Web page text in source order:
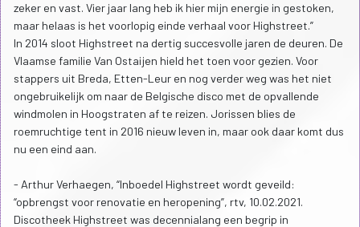
zeker en vast. Vier jaar lang heb ik hier mijn energie in gestoken,
maar helaas is het voorlopig einde verhaal voor Highstreet.”
In 2014 sloot Highstreet na dertig succesvolle jaren de deuren. De
Vlaamse familie Van Ostaijen hield het toen voor gezien. Voor
stappers uit Breda, Etten-Leur en nog verder weg was het niet
ongebruikelijk om naar de Belgische disco met de opvallende
windmolen in Hoogstraten af te reizen. Jorissen blies de
roemruchtige tent in 2016 nieuw leven in, maar ook daar komt dus
nu een eind aan.
- Arthur Verhaegen, “Inboedel Highstreet wordt geveild:
“opbrengst voor renovatie en heropening”, rtv, 10.02.2021.
Discotheek Highstreet was decennialang een begrip in